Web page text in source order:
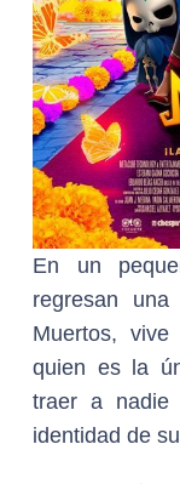
En un
regresan
Muertos,
quien es la
traer a nadie
identidad de